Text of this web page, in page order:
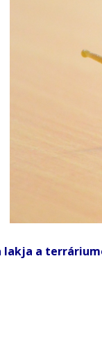
lakja a